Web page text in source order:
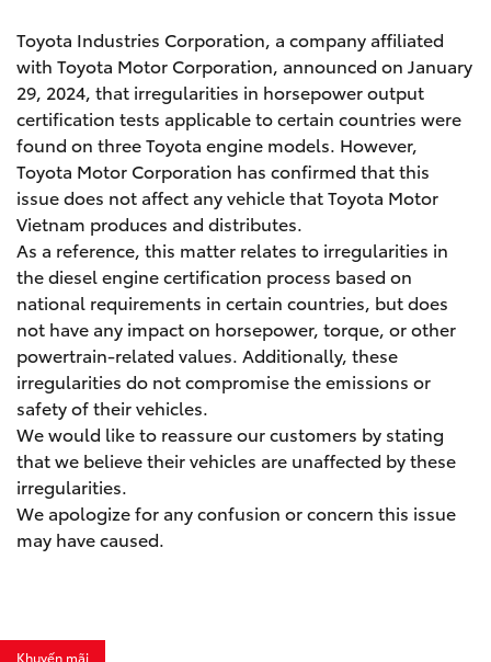
Toyota Industries Corporation, a company affiliated
with Toyota Motor Corporation, announced on January
29, 2024, that irregularities in horsepower output
certification tests applicable to certain countries were
found on three Toyota engine models. However,
Toyota Motor Corporation has confirmed that this
issue does not affect any vehicle that Toyota Motor
Vietnam produces and distributes.
As a reference, this matter relates to irregularities in
the diesel engine certification process based on
national requirements in certain countries, but does
not have any impact on horsepower, torque, or other
powertrain-related values. Additionally, these
irregularities do not compromise the emissions or
safety of their vehicles.
We would like to reassure our customers by stating
that we believe their vehicles are unaffected by these
irregularities.
We apologize for any confusion or concern this issue
may have caused.
Khuyến mãi